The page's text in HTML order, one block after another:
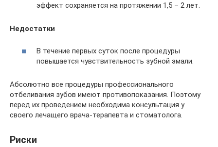
эффект сохраняется на протяжении 1,5 – 2 лет.
Недостатки
В течение первых суток после процедуры
повышается чувствительность зубной эмали.
Абсолютно все процедуры профессионального
отбеливания зубов имеют противопоказания. Поэтому
перед их проведением необходима консультация у
своего лечащего врача-терапевта и стоматолога.
Риски